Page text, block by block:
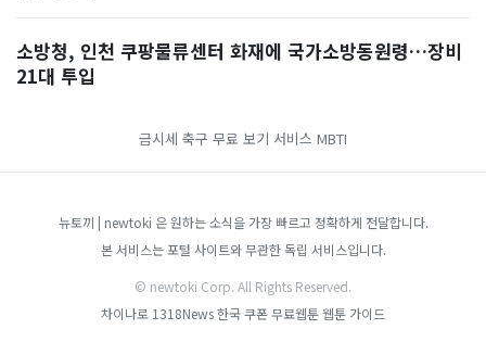
소방청, 인천 쿠팡물류센터 화재에 국가소방동원령…장비
21대 투입
금시세 축구 무료 보기 서비스 MBTI
뉴토끼 | newtoki 은 원하는 소식을 가장 빠르고 정확하게 전달합니다.
본 서비스는 포털 사이트와 무관한 독립 서비스입니다.
© newtoki Corp. All Rights Reserved.
차이나로 1318News한국 쿠폰무료웹툰웹툰 가이드